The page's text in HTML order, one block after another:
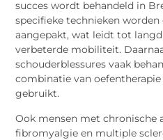
succes wordt behandeld in
specifieke technieken
aangepakt, wat leidt tot
verbeterde mobiliteit.
schouderblessures vaak
combinatie van
gebruikt.
Ook mensen met chronische
fibromyalgie en multiple